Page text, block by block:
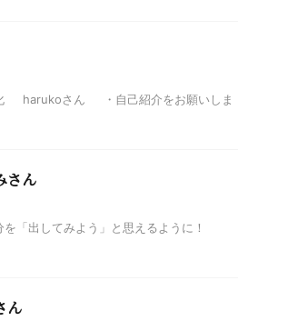
化 harukoさん ・自己紹介をお願いしま
さん
を「出してみよう」と思えるように！
ん